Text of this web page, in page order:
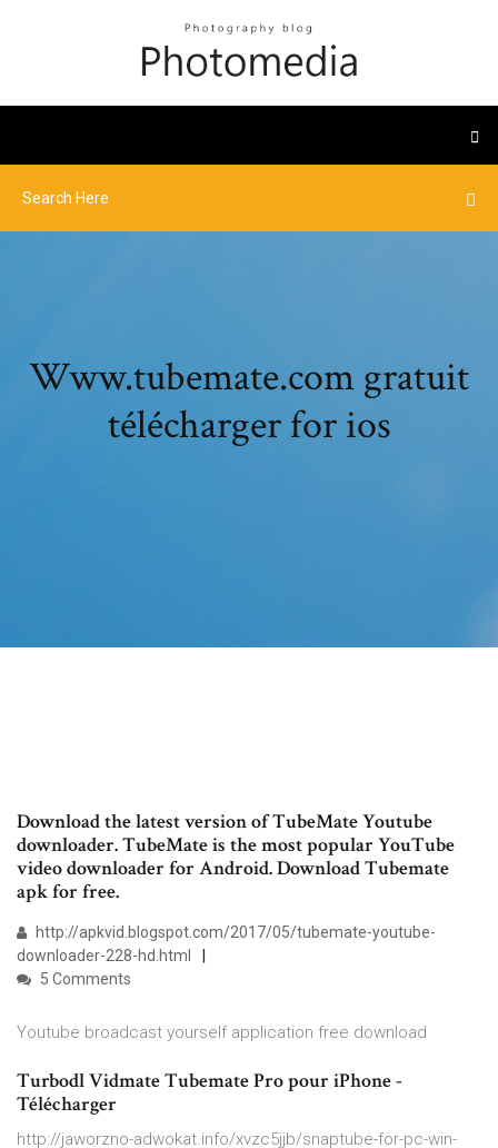
Www.tubemate.com gratuit
télécharger for ios
Download the latest version of TubeMate Youtube
downloader. TubeMate is the most popular YouTube
video downloader for Android. Download Tubemate
apk for free.
http://apkvid.blogspot.com/2017/05/tubemate-youtube-
downloader-228-hd.html
5 Comments
Youtube broadcast yourself application free download
Turbodl Vidmate Tubemate Pro pour iPhone -
Télécharger
http://jaworzno-adwokat.info/xvzc5jjb/snaptube-for-pc-win-